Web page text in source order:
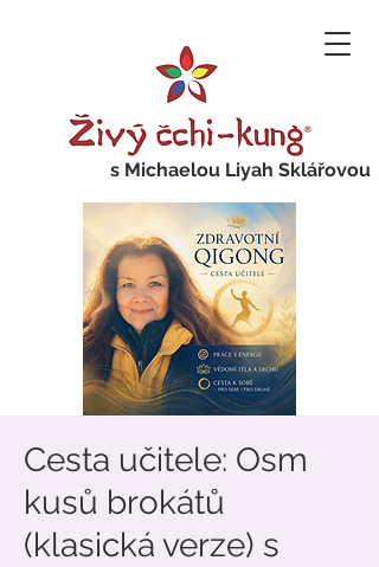
s Michaelou Liyah Sklářovou
Cesta učitele: Osm
kusů brokátů
(klasická verze) s